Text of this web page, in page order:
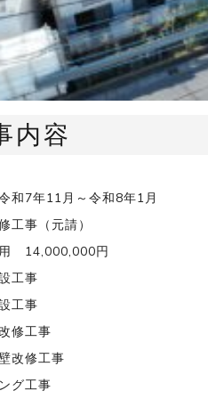
内容
和7年11月～令和8年1月
工事（元請）
14,000,000円
工事
工事
修工事
改修工事
グ工事